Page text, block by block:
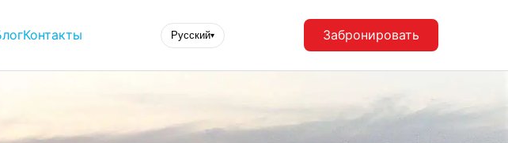
Контакты Русский▾ Забронировать